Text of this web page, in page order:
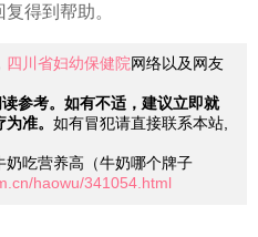
得到帮助。
四川省妇幼保健院网络以及网友
参考。如有不适，建议立即就
准。 如有冒犯请直接联系本站,
吃营养高（牛奶哪个牌子
haowu/341054.html